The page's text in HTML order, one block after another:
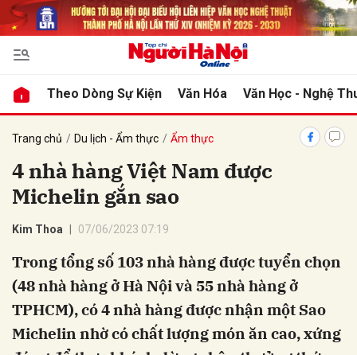
Theo Dòng Sự Kiện Văn Hóa Văn Học - Nghệ
Trang chủ Du lịch - Ẩm thực Ẩm thực
4 nhà hàng Việt Nam được
Michelin gắn sao
Kim Thoa 07/06/2023 07:19
Trong tổng số 103 nhà hàng được tuyển chọn
(48 nhà hàng ở Hà Nội và 55 nhà hàng ở
TPHCM), có 4 nhà hàng được nhận một Sao
Michelin nhờ có chất lượng món ăn cao, xứng
luận
Hủy